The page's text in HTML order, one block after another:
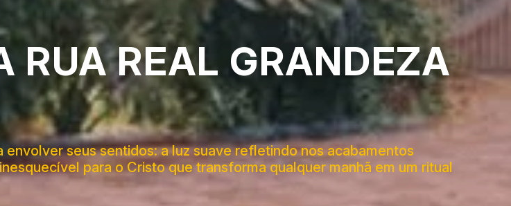
RUA REAL GRANDEZA
seus sentidos: a luz suave refletindo nos acabamentos
para o Cristo que transforma qualquer manhã em um ritual